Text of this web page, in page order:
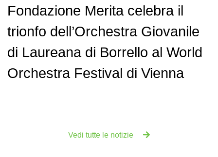
Fondazione Merita celebra il
trionfo dell’Orchestra Giovanile
di Laureana di Borrello al World
Orchestra Festival di Vienna
Vedi tutte le notizie